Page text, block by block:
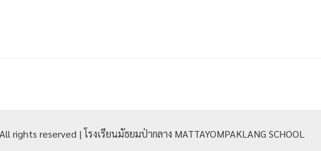
rights reserved | โรงเรียนมัธยมป่ากลาง MATTAYOMPAKLANG SCHOOL